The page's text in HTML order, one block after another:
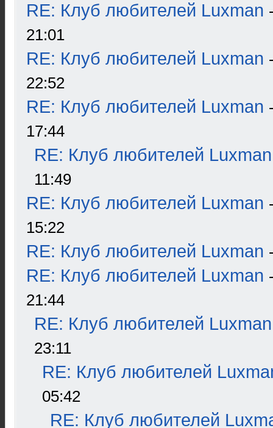
RE: Клуб любителей Luxman
21:01
RE: Клуб любителей Luxman
22:52
RE: Клуб любителей Luxman
17:44
RE: Клуб любителей Luxman
11:49
RE: Клуб любителей Luxman
15:22
RE: Клуб любителей Luxman
RE: Клуб любителей Luxman
21:44
RE: Клуб любителей Luxman
23:11
RE: Клуб любителей
05:42
RE: Клуб любителей